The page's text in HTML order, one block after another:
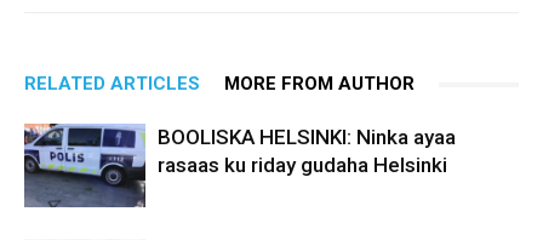
RELATED ARTICLES MORE FROM AUTHOR
BOOLISKA HELSINKI: Ninka ayaa
rasaas ku riday gudaha Helsinki